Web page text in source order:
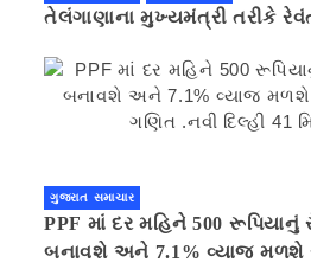
તેલંગાણાના મુખ્યમંત્રી તરીકે
ગુજરાત સમાચાર
PPF માં દર મહિને 500 રૂપિયાનું
બનાવશે અને 7.1% વ્યાજ મળશે